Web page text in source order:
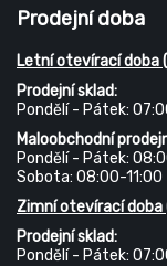
Prodejní doba
Letní otevírací doba
Prodejní sklad:
Pondělí - Pátek:
Maloobchodní
Pondělí - Pátek:
Sobota: 08:00-11:00
Zimní otevírací doba
Prodejní sklad:
Pondělí - Pátek: